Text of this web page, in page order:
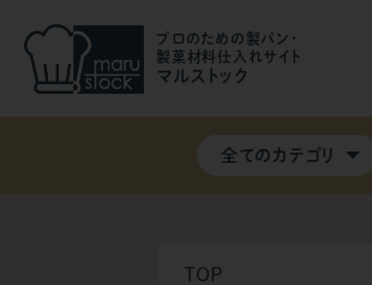
プロのための製パン・
製菓材料仕入れサイト
マルストック
全てのカテゴリ
TOP